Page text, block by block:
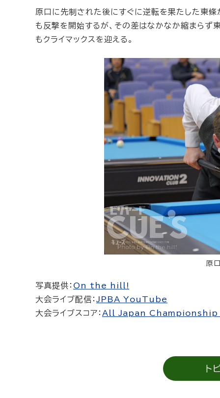
原口に先制された後にすぐに逆転を果たした東
も反撃を開始するが、その差はなかなか縮まら
もクライマックスを迎える。
原
写真提供： On the hill!
大会ライブ配信： JPBA YouTube
大会ライブスコア： All Japan
ト